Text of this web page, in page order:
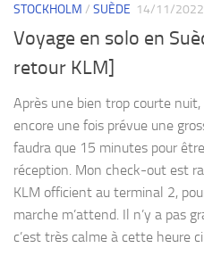
STOCKHOLM / SUÈDE 14/11/2022
Voyage en solo en
retour KLM]
Après une bien trop courte
encore une fois prévue une
faudra que 15 minutes pour
réception. Mon check-out est
KLM officient au terminal 2,
marche m’attend. Il n’y a pas
c’est très calme à cette heure ci